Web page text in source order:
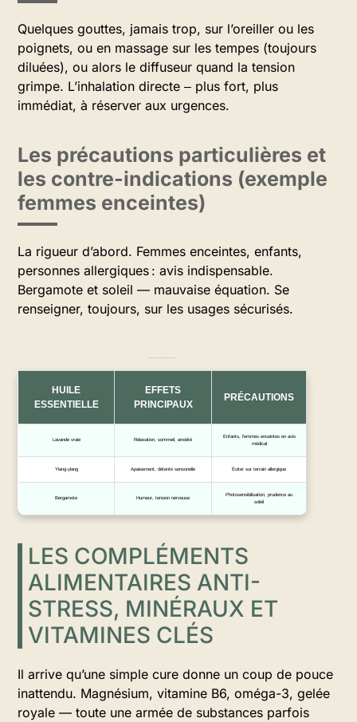
Quelques gouttes, jamais trop, sur l’oreiller ou les
poignets, ou en massage sur les tempes (toujours
diluées), ou alors le diffuseur quand la tension
grimpe. L’inhalation directe ‒ plus fort, plus
immédiat, à réserver aux urgences.
Les précautions particulières et
les contre-indications (exemple
femmes enceintes)
La rigueur d’abord. Femmes enceintes, enfants,
personnes allergiques : avis indispensable.
Bergamote et soleil — mauvaise équation. Se
renseigner, toujours, sur les usages sécurisés.
HUILE
ESSENTIELLE
EFFETS
PRINCIPAUX
PRÉCAUTIONS
Lavande vraie Relaxation, sommeil, anxiété
Enfants, femmes enceintes en avis
médical
Ylang-ylang Apaisement, détente sensorielle Éviter sur terrain allergique
Bergamote Humeur, tension nerveuse
Photosensibilisation, prudence au
soleil
LES COMPLÉMENTS
ALIMENTAIRES ANTI-
STRESS, MINÉRAUX ET
VITAMINES CLÉS
Il arrive qu’une simple cure donne un coup de pouce
inattendu. Magnésium, vitamine B6, oméga-3, gelée
royale — toute une armée de substances parfois